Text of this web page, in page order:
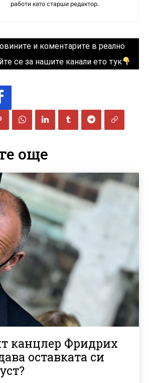
работи като старши редактор.
и коментарите в реално
се за нашите канали ето тук
още
канцлер Фридрих
оставката си